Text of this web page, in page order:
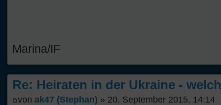
Marina/IF
Re: Heiraten in der Ukraine -
von ak47 (Stephan) » 20. September 2015, 14:14